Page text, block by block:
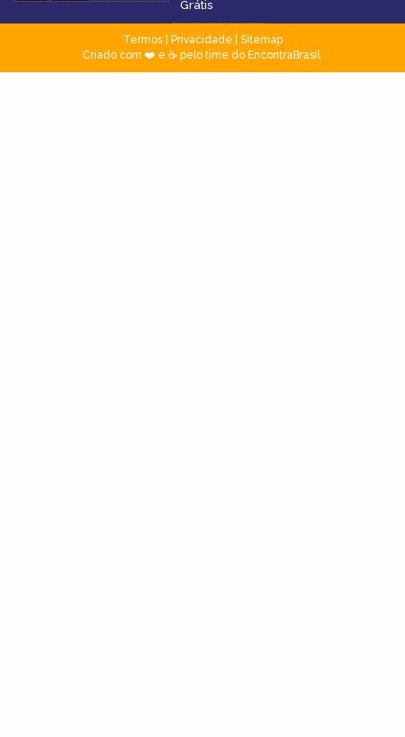
Grátis
Termos| Privacidade
Sitemap
Criado com ❤️ e ☕ pelo time do EncontraBrasil